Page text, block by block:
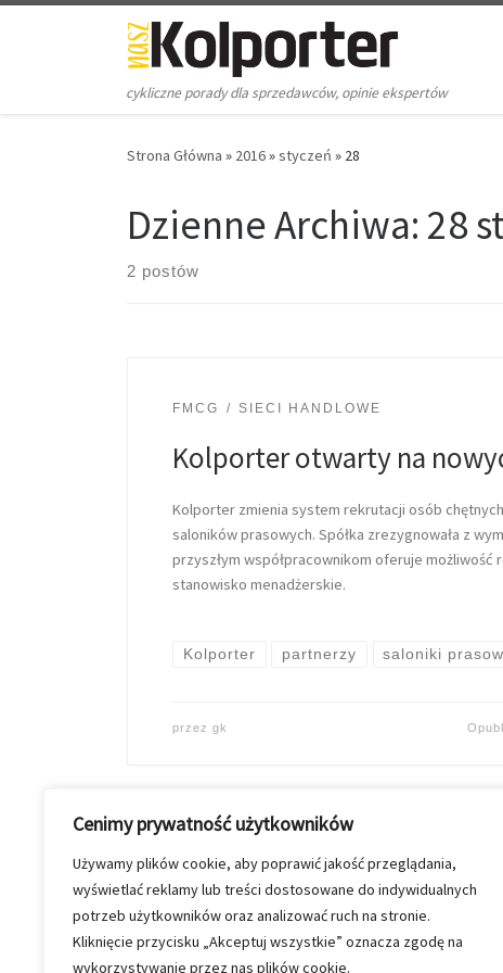
Cenimy prywatność użytkowników
Używamy plików cookie, aby poprawić jakość przeglądania,
wyświetlać reklamy lub treści dostosowane do indywidualnych
potrzeb użytkowników oraz analizować ruch na stronie.
Kliknięcie przycisku „Akceptuj wszystkie” oznacza zgodę na
wykorzystywanie przez nas plików cookie.
Skip to content
cykliczne porady dla sprzedawców, opinie ekspertów
Strona Główna » 2016»styczeń » 28
Dzienne Archiwa: 28
2 postów
FMCG SIECI HANDLOWE
Kolporter otwarty na
Kolporter zmienia system rekrutacji osób
saloników prasowych. Spółka zrezygnowała z
przyszłym współpracownikom oferuje możliwość
stanowisko menadżerskie.
Kolporter partnerzy saloniki
przez gk